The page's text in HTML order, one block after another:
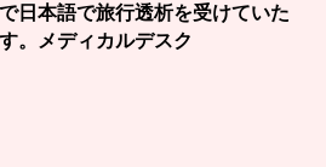
日本語で旅行透析を受けていた
。メディカルデスク